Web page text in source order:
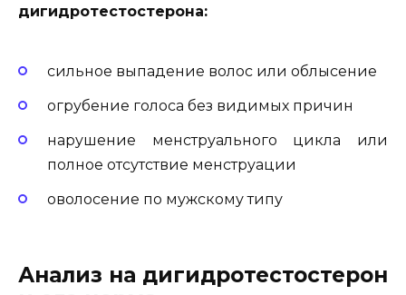
дигидротестостерона:
сильное выпадение волос или облысение
огрубение голоса без видимых причин
нарушение менструального цикла или
полное отсутствие менструации
оволосение по мужскому типу
Анализ на дигидротестостерон